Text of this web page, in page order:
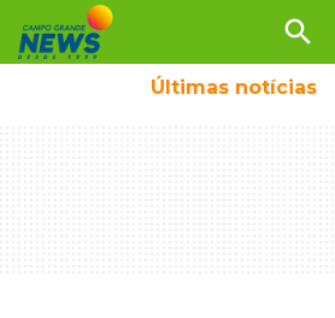
search
Últimas notícias